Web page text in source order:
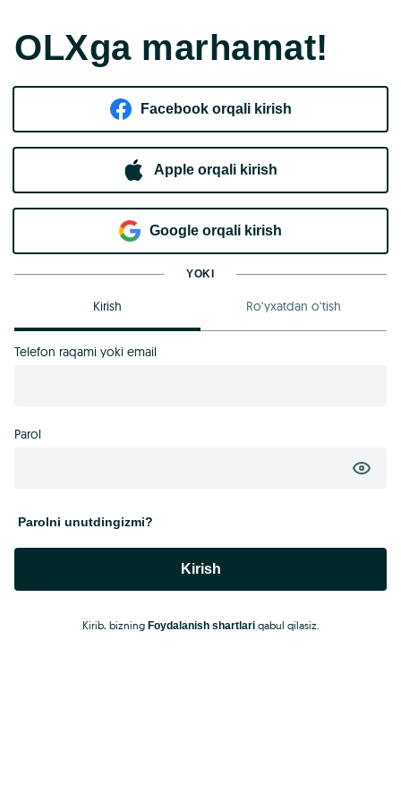
OLXga marhamat!
Facebook orqali kirish​
Apple orqali kirish
Goo​g​le orqali kirish
YOKI
Kirish Ro‘yxatdan o‘tish
Telefon raqami yoki email
Parol
Parolni unutdingizmi?
Kirish
Kirib, bizning Foydalanish shartlariqabul qilasiz.